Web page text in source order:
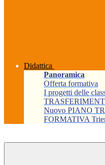
Didattica
Panoramica
Offerta formativa
I progetti delle
Nuovo PIANO
FORMATIVA